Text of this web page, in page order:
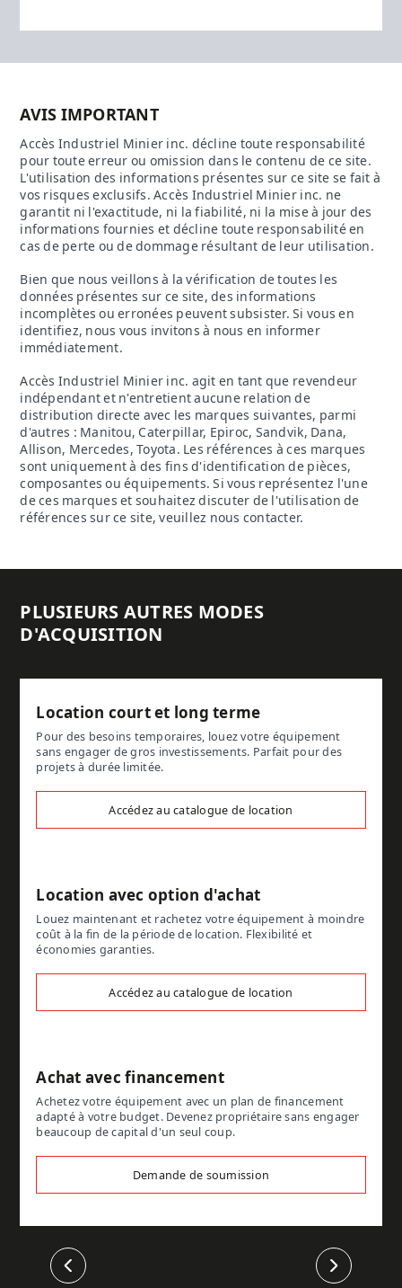
AVIS IMPORTANT
Accès Industriel Minier inc. décline toute responsabilité
pour toute erreur ou omission dans le contenu de ce site.
L'utilisation des informations présentes sur ce site se fait à
vos risques exclusifs. Accès Industriel Minier inc. ne
garantit ni l'exactitude, ni la fiabilité, ni la mise à jour des
informations fournies et décline toute responsabilité en
cas de perte ou de dommage résultant de leur utilisation.
Bien que nous veillons à la vérification de toutes les
données présentes sur ce site, des informations
incomplètes ou erronées peuvent subsister. Si vous en
identifiez, nous vous invitons à nous en informer
immédiatement.
Accès Industriel Minier inc. agit en tant que revendeur
indépendant et n'entretient aucune relation de
distribution directe avec les marques suivantes, parmi
d'autres : Manitou, Caterpillar, Epiroc, Sandvik, Dana,
Allison, Mercedes, Toyota. Les références à ces marques
sont uniquement à des fins d'identification de pièces,
composantes ou équipements. Si vous représentez l'une
de ces marques et souhaitez discuter de l'utilisation de
références sur ce site, veuillez nous contacter.
PLUSIEURS AUTRES MODES
D'ACQUISITION
Location court et long terme
Pour des besoins temporaires, louez votre équipement
sans engager de gros investissements. Parfait pour des
projets à durée limitée.
Accédez au catalogue de location
Location avec option d'achat
Louez maintenant et rachetez votre équipement à moindre
coût à la fin de la période de location. Flexibilité et
économies garanties.
Accédez au catalogue de location
Achat avec financement
Achetez votre équipement avec un plan de financement
adapté à votre budget. Devenez propriétaire sans engager
beaucoup de capital d'un seul coup.
Demande de soumission
Précédent Suivant